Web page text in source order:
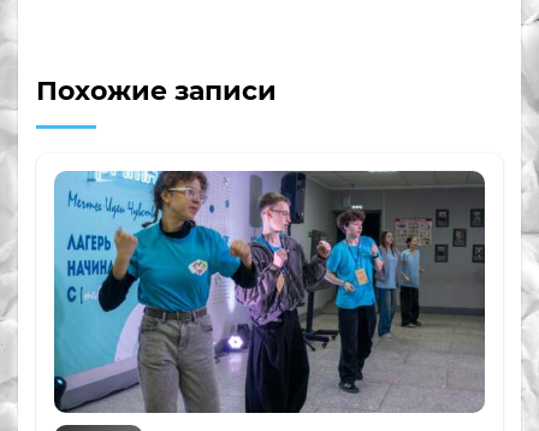
Похожие записи